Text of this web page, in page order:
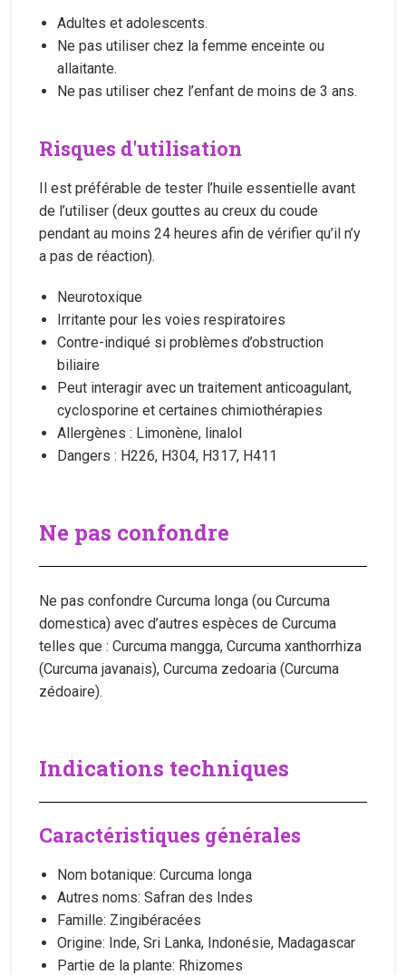
Adultes et adolescents.
Ne pas utiliser chez la femme enceinte ou
allaitante.
Ne pas utiliser chez l’enfant de moins de 3 ans.
Risques d'utilisation
Il est préférable de tester l’huile essentielle avant
de l’utiliser (deux gouttes au creux du coude
pendant au moins 24 heures afin de vérifier qu’il n’y
a pas de réaction).
Neurotoxique
Irritante pour les voies respiratoires
Contre-indiqué si problèmes d’obstruction
biliaire
Peut interagir avec un traitement anticoagulant,
cyclosporine et certaines chimiothérapies
Allergènes : Limonène, linalol
Dangers : H226, H304, H317, H411
Ne pas confondre
Ne pas confondre Curcuma longa (ou Curcuma
domestica) avec d’autres espèces de Curcuma
telles que : Curcuma mangga, Curcuma xanthorrhiza
(Curcuma javanais), Curcuma zedoaria (Curcuma
zédoaire).
Indications techniques
Caractéristiques générales
Nom botanique: Curcuma longa
Autres noms: Safran des Indes
Famille: Zingibéracées
Origine: Inde, Sri Lanka, Indonésie, Madagascar
Partie de la plante: Rhizomes